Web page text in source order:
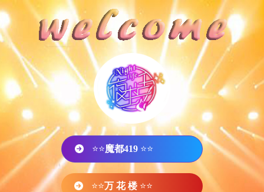
⭐⭐魔都419 ⭐⭐
⭐⭐万 花 楼 ⭐⭐